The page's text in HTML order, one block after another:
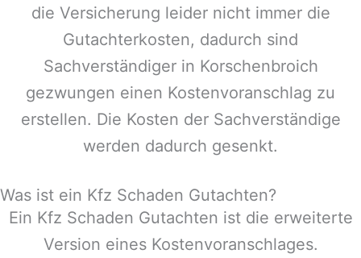
die Versicherung leider nicht immer die
Gutachterkosten, dadurch sind
Sachverständiger in Korschenbroich
gezwungen einen Kostenvoranschlag zu
erstellen. Die Kosten der Sachverständige
werden dadurch gesenkt.
Was ist ein Kfz Schaden Gutachten?
Ein Kfz Schaden Gutachten ist die erweiterte
Version eines Kostenvoranschlages.